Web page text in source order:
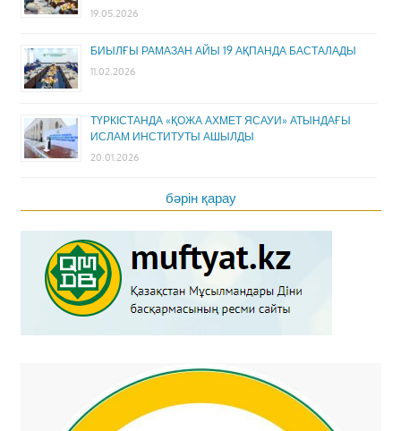
19.05.2026
БИЫЛҒЫ РАМАЗАН АЙЫ 19 АҚПАНДА БАСТАЛАДЫ
11.02.2026
ТҮРКІСТАНДА «ҚОЖА АХМЕТ ЯСАУИ» АТЫНДАҒЫ
ИСЛАМ ИНСТИТУТЫ АШЫЛДЫ
20.01.2026
бәрін қарау